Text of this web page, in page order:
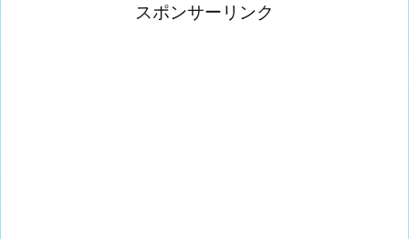
スポンサーリンク